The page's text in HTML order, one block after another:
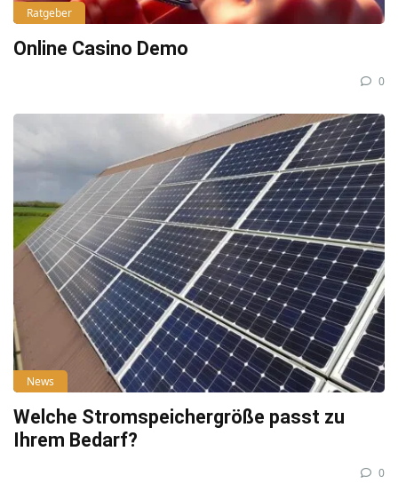
Ratgeber
Online Casino Demo
0
News
Welche Stromspeichergröße passt zu
Ihrem Bedarf?
0